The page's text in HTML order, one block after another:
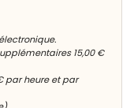
15,00 €
par heure et par